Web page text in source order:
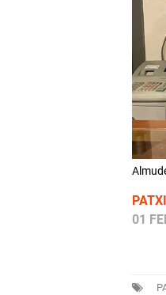
01